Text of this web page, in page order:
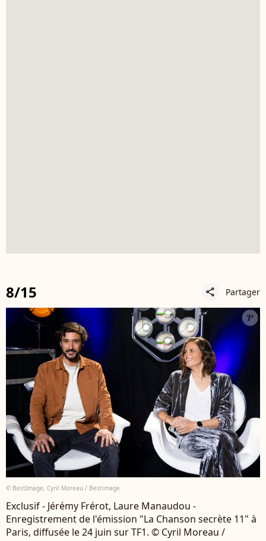
8/15 share Partager
© BestImage, Cyril Moreau / Bestimage
Exclusif - Jérémy Frérot, Laure Manaudou -
Enregistrement de l'émission "La Chanson secrète 11" à
Paris, diffusée le 24 juin sur TF1. © Cyril Moreau /